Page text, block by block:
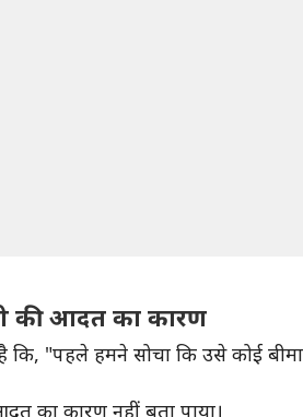
की आदत का कारण
कि, "पहले हमने सोचा कि उसे कोई
का कारण नहीं बता पाया।